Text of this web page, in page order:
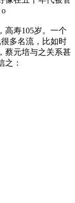
高寿105岁。一个
多名流，比如时
蔡元培与之关系甚
之：